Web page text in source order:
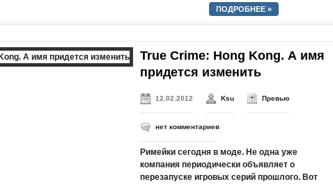
ПОДРОБНЕЕ »
True Crime: Hong Kong. А имя
придется изменить
12.02.2012 Ksu Превью
нет комментариев
Римейки сегодня в моде. Не одна уже
компания периодически объявляет о
перезапуске игровых серий прошлого. Вот